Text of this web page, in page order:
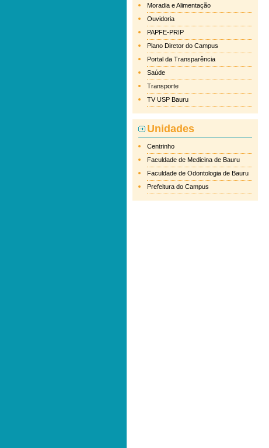
Moradia e Alimentação
Ouvidoria
PAPFE-PRIP
Plano Diretor do Campus
Portal da Transparência
Saúde
Transporte
TV USP Bauru
Unidades
Centrinho
Faculdade de Medicina de Bauru
Faculdade de Odontologia de Bauru
Prefeitura do Campus